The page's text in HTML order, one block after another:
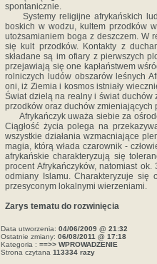
spontanicznie.
Systemy religijne afrykańskich
boskich w wodzu, kultem przodków
utożsamianiem boga z deszczem. W
się kult przodków. Kontakty z
składane są im ofiary z pierwszych
przejawiają się one kapłaństwem
rolniczych ludów obszarów leśnych
oni, iż Ziemia i kosmos istniały
Świat dzielą na realny i świat duchów
przodków oraz duchów
Afrykańczyk uważa siebie za
Ciągłość życia polega na
wszystkie działania wzmacniające
magia, którą włada czarownik -
afrykańskie charakteryzują się
procent Afrykańczyków, natomiast
odmiany Islamu. Charakteryzuje
przesyconym lokalnymi wierzeniami.
Zarys tematu do rozwinięcia
Data utworzenia: 04/06/2009 @ 21:32
Ostatnie zmiany: 06/08/2011 @ 17:18
Kategoria : ==>> WPROWADZENIE
Strona czytana 113334 razy